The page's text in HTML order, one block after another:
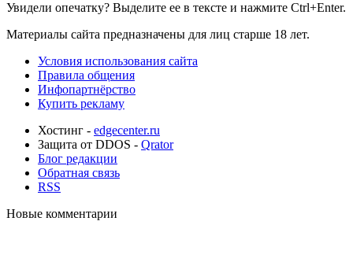
Увидели опечатку? Выделите ее в тексте и нажмите Ctrl+Enter.
Материалы сайта предназначены для лиц старше 18 лет.
Условия использования сайта
Правила общения
Инфопартнёрство
Купить рекламу
Хостинг - edgecenter.ru
Защита от DDOS - Qrator
Блог редакции
Обратная связь
RSS
Новые комментарии